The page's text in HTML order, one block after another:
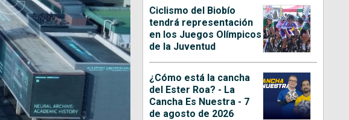
Ciclismo del Biobío
tendrá representación
en los Juegos Olímpicos
de la Juventud
¿Cómo está la cancha
del Ester Roa? - La
Cancha Es Nuestra - 7
de agosto de 2026